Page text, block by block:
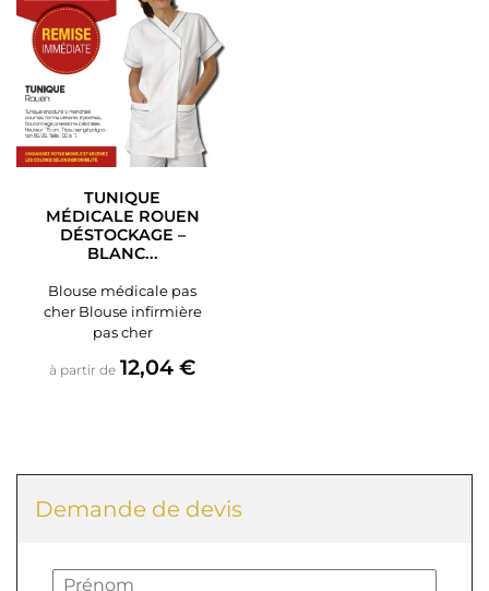
TUNIQUE
MÉDICALE ROUEN
DÉSTOCKAGE –
BLANC...
Blouse médicale pas
cher Blouse infirmière
pas cher
à partir de Prix
12,04 €
Demande de devis